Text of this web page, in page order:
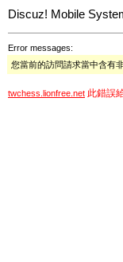
Discuz! Mobile
Error messages:
您當前的訪問請求當中含有
twchess.lionfree.net 此錯誤